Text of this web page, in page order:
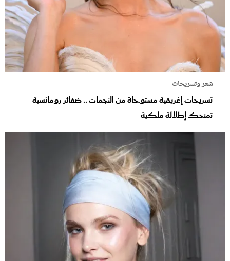
شعر وتسريحات
تسريحات إغريقية مستوحاة من النجمات .. ضفائر رومانسية
تمنحك إطلالة ملكية